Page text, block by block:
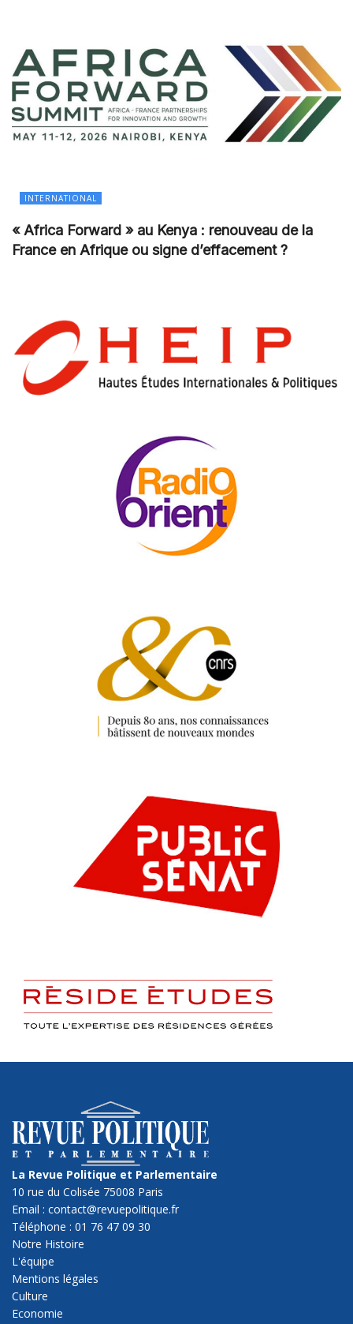
INTERNATIONAL
« Africa Forward » au Kenya : renouveau de la
France en Afrique ou signe d’effacement ?
La Revue Politique et Parlementaire
10 rue du Colisée 75008 Paris
Email : contact@revuepolitique.fr
Téléphone : 01 76 47 09 30
Notre Histoire
L'équipe
Mentions légales
Culture
Economie